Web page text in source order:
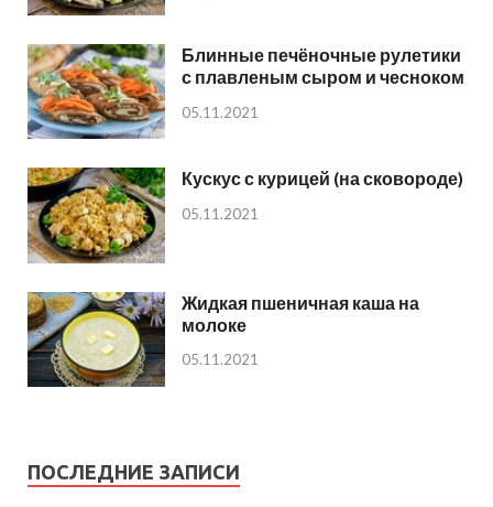
Блинные печёночные рулетики
с плавленым сыром и чесноком
05.11.2021
Кускус с курицей (на сковороде)
05.11.2021
Жидкая пшеничная каша на
молоке
05.11.2021
ПОСЛЕДНИЕ ЗАПИСИ